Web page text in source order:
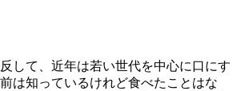
して、近年は若い世代を中心に口にす
は知っているけれど食べたことはな